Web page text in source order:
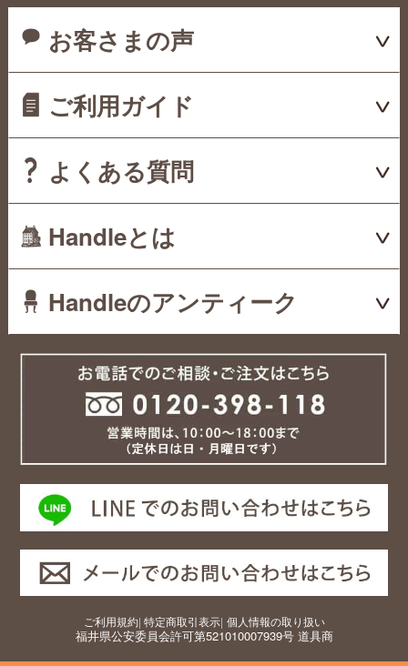
お客さまの声
ご利用ガイド
よくある質問
Handleとは
Handleのアンティーク
ご利用規約| 特定商取引表示| 個人情報の取り扱い
福井県公安委員会許可第521010007939号 道具商